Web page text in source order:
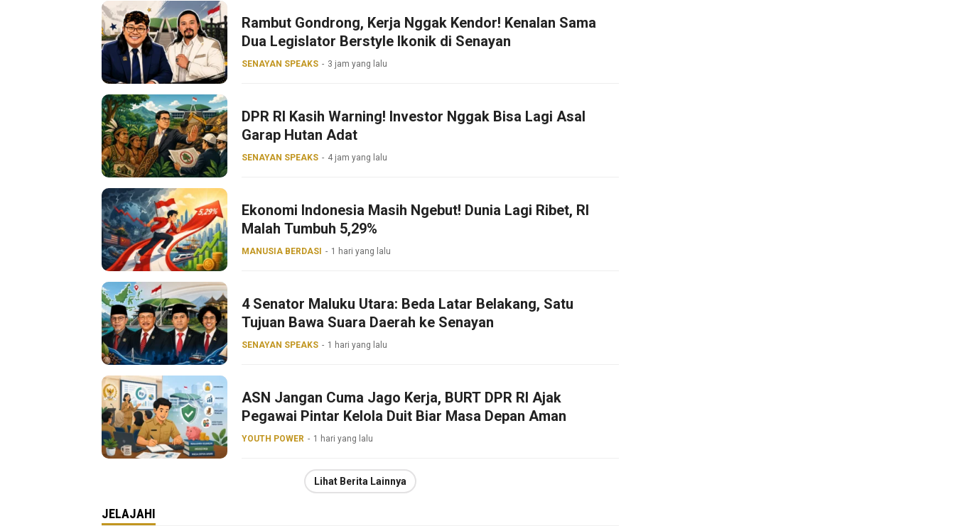
Rambut Gondrong, Kerja Nggak Kendor! Kenalan Sama
Dua Legislator Berstyle Ikonik di Senayan
SENAYAN SPEAKS 3 jam yang lalu
DPR RI Kasih Warning! Investor Nggak Bisa Lagi Asal
Garap Hutan Adat
SENAYAN SPEAKS 4 jam yang lalu
Ekonomi Indonesia Masih Ngebut! Dunia Lagi Ribet, RI
Malah Tumbuh 5,29%
MANUSIA BERDASI 1 hari yang lalu
4 Senator Maluku Utara: Beda Latar Belakang, Satu
Tujuan Bawa Suara Daerah ke Senayan
SENAYAN SPEAKS 1 hari yang lalu
ASN Jangan Cuma Jago Kerja, BURT DPR RI Ajak
Pegawai Pintar Kelola Duit Biar Masa Depan Aman
YOUTH POWER 1 hari yang lalu
Lihat Berita Lainnya
JELAJAHI